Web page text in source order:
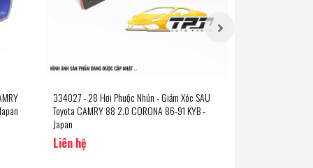
334027 - 28 Hơi Phuộc Nhún - Giảm Xóc SAU
Toyota CAMRY 88 2.0 CORONA 86-91 KYB -
Japan
Liên hệ